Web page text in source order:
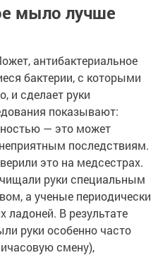
мыло лучше
антибактериальное
бактерии, с которыми
и сделает руки
показывают:
— это может
последствиям.
это на медсестрах.
руки специальным
а ученые периодически
ладоней. В результате
руки особенно часто
смену),